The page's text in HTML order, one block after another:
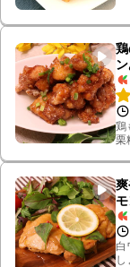
鶏
栗
白